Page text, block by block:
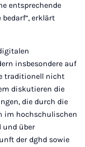
entsprechende
erklärt
insbesondere auf
traditionell nicht
diskutieren die
die durch die
im hochschulischen
und über
der dghd sowie